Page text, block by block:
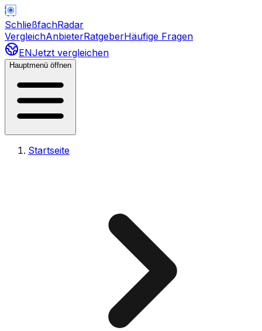
SchließfachRadar
VergleichAnbieterRatgeberHäufige Fragen
ENJetzt vergleichen
Hauptmenü öffnen
Startseite